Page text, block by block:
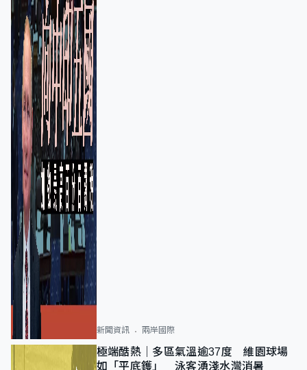
新聞資訊 兩岸國際
極端酷熱｜多區氣溫逾37度 維園球場
如「平底鑊」 泳客湧淺水灣消暑